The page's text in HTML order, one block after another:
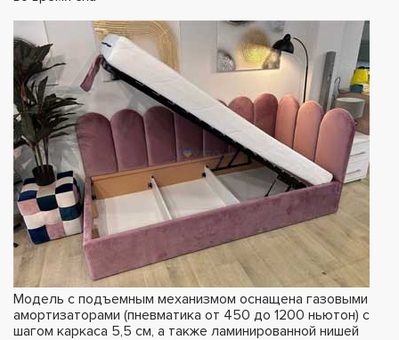
Модель с подъемным механизмом оснащена газовыми
амортизаторами (пневматика от 450 до 1200 ньютон) с
шагом каркаса 5,5 см, а также ламинированной нишей